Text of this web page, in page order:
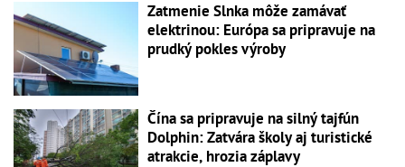
Zatmenie Slnka môže zamávať
elektrinou: Európa sa pripravuje na
prudký pokles výroby
Čína sa pripravuje na silný tajfún
Dolphin: Zatvára školy aj turistické
atrakcie, hrozia záplavy